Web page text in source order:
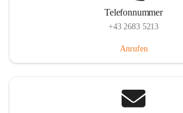
Telefonnummer
+43 2683 5213
Anrufen